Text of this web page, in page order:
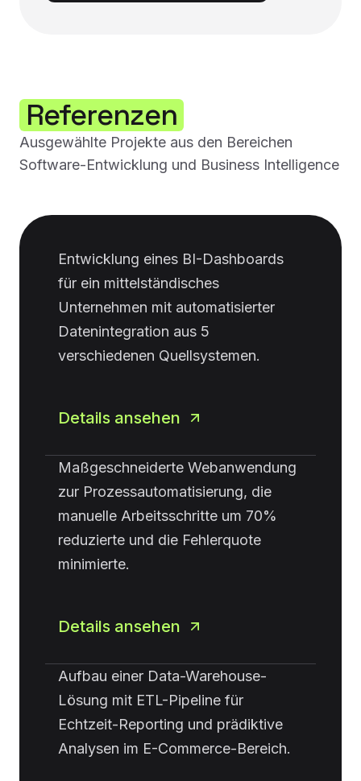
Referenzen
Ausgewählte Projekte aus den Bereichen
Software-Entwicklung und Business Intelligence
Entwicklung eines BI-Dashboards
für ein mittelständisches
Unternehmen mit automatisierter
Datenintegration aus 5
verschiedenen Quellsystemen.
Details ansehen
Maßgeschneiderte Webanwendung
zur Prozessautomatisierung, die
manuelle Arbeitsschritte um 70%
reduzierte und die Fehlerquote
minimierte.
Details ansehen
Aufbau einer Data-Warehouse-
Lösung mit ETL-Pipeline für
Echtzeit-Reporting und prädiktive
Analysen im E-Commerce-Bereich.